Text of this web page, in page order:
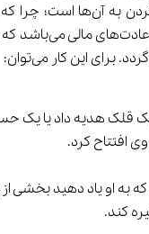
یکی از مهم‌ترین
برای این کار می‌توان:
افتتاح کرد.
به او یاد دهید بخشی
کند.